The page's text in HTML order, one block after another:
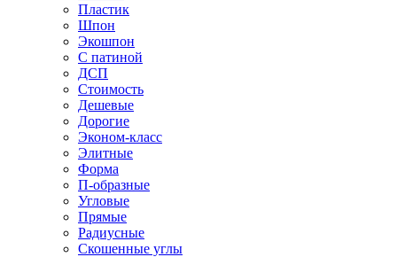
Пластик
Шпон
Экошпон
С патиной
ДСП
Стоимость
Дешевые
Дорогие
Эконом-класс
Элитные
Форма
П-образные
Угловые
Прямые
Радиусные
Скошенные углы